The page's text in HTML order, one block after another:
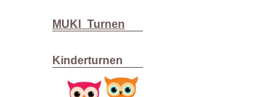
MUKI_Turnen
Kinderturnen